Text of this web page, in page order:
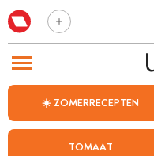
☀️ ZOMERRECEPTEN
TOMAAT
BEZOEK ONZE ANDERE WEBSITES